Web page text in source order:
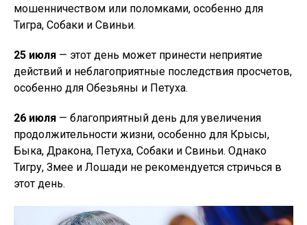
мошенничеством или поломками, особенно для
Тигра, Собаки и Свиньи.
25 июля — этот день может принести неприятие
действий и неблагоприятные последствия просчетов,
особенно для Обезьяны и Петуха.
26 июля — благоприятный день для увеличения
продолжительности жизни, особенно для Крысы,
Быка, Дракона, Петуха, Собаки и Свиньи. Однако
Тигру, Змее и Лошади не рекомендуется стричься в
этот день.